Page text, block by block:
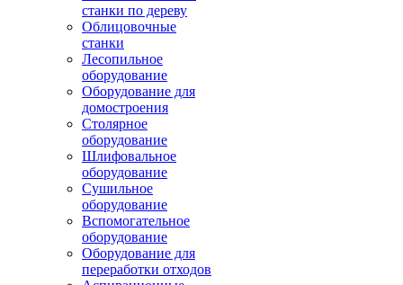
станки по дереву
Облицовочные
станки
Лесопильное
оборудование
Оборудование для
домостроения
Столярное
оборудование
Шлифовальное
оборудование
Сушильное
оборудование
Вспомогательное
оборудование
Оборудование для
переработки отходов